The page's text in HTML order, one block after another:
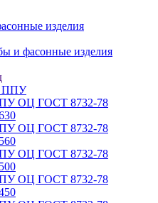
изделия
и фасонные изделия
ППУ
ОЦ ГОСТ 8732-78
ОЦ ГОСТ 8732-78
ОЦ ГОСТ 8732-78
ОЦ ГОСТ 8732-78